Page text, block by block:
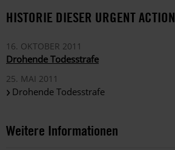
HISTORIE DIESER URGENT ACTION
16. OKTOBER 2011
Drohende Todesstrafe
25. MAI 2011
Drohende Todesstrafe
Weitere Informationen